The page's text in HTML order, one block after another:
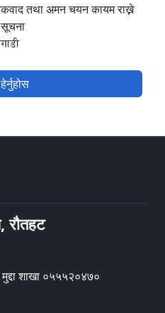
तथा अमन चयन कायम राख्ने
रौतहट
शाखा ०५५५२०४७०